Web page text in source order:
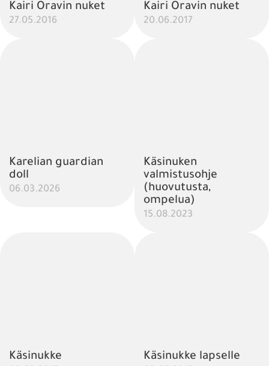
Kairi Oravin nuket
27.05.2016
Kairi Oravin nuket
20.06.2017
Karelian guardian
doll
06.03.2026
Käsinuken
valmistusohje
(huovutusta,
ompelua)
15.08.2023
Käsinukke Käsinukke lapselle